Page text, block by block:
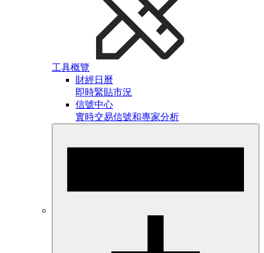
工具概覽
財經日曆
即時緊貼市況
信號中心
實時交易信號和專家分析